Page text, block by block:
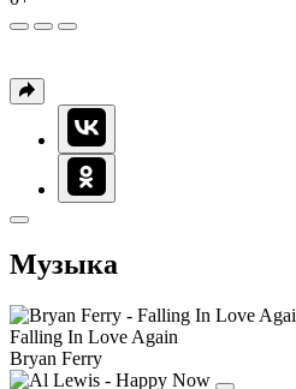
Музыка
Falling In Love Again
Bryan Ferry